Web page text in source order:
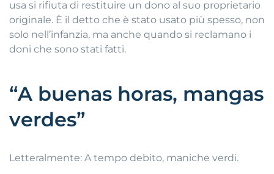
usa si rifiuta di restituire un dono al suo proprietario
originale. È il detto che è stato usato più spesso, non
solo nell’infanzia, ma anche quando si reclamano i
doni che sono stati fatti.
“A buenas horas, mangas
verdes”
Letteralmente: A tempo debito, maniche verdi.